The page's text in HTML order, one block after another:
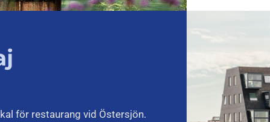
för restaurang vid Östersjön.